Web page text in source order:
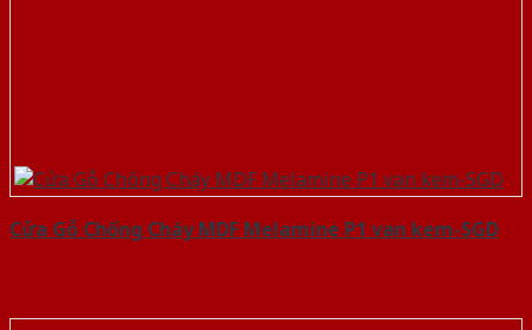
Cửa Gỗ Chống Cháy MDF Melamine P1 van kem-SGD